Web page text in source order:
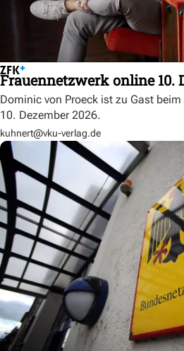
Frauennetzwerk online 10.
Dominic von Proeck ist zu Gast
10. Dezember 2026.
kuhnert@vku-verlag.de